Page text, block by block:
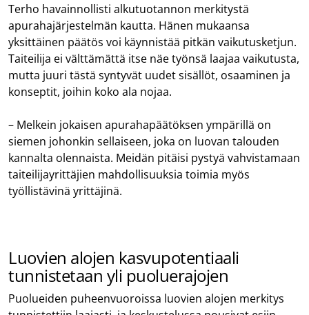
Terho havainnollisti alkutuotannon merkitystä
apurahajärjestelmän kautta. Hänen mukaansa
yksittäinen päätös voi käynnistää pitkän vaikutusketjun.
Taiteilija ei välttämättä itse näe työnsä laajaa vaikutusta,
mutta juuri tästä syntyvät uudet sisällöt, osaaminen ja
konseptit, joihin koko ala nojaa.
– Melkein jokaisen apurahapäätöksen ympärillä on
siemen johonkin sellaiseen, joka on luovan talouden
kannalta olennaista. Meidän pitäisi pystyä vahvistamaan
taiteilijayrittäjien mahdollisuuksia toimia myös
työllistävinä yrittäjinä.
Luovien alojen kasvupotentiaali
tunnistetaan yli puoluerajojen
Puolueiden puheenvuoroissa luovien alojen merkitys